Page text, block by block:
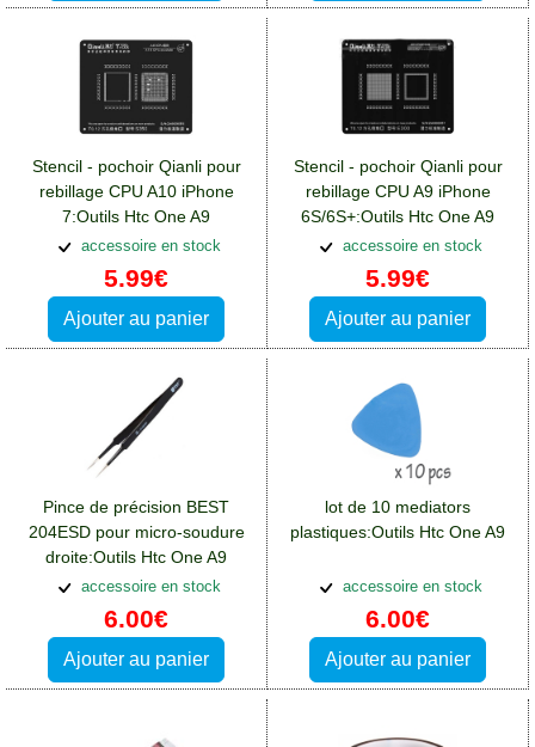
Stencil - pochoir Qianli pour
rebillage CPU A10 iPhone
7:Outils Htc One A9
accessoire en stock
5.99€
Ajouter au panier
Stencil - pochoir Qianli pour
rebillage CPU A9 iPhone
6S/6S+:Outils Htc One A9
accessoire en stock
5.99€
Ajouter au panier
Pince de précision BEST
204ESD pour micro-soudure
droite:Outils Htc One A9
accessoire en stock
6.00€
Ajouter au panier
lot de 10 mediators
plastiques:Outils Htc One A9
accessoire en stock
6.00€
Ajouter au panier